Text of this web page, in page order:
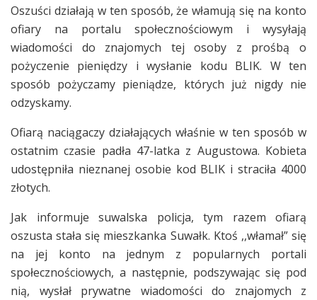
Oszuści działają w ten sposób, że włamują się na konto
ofiary na portalu społecznościowym i wysyłają
wiadomości do znajomych tej osoby z prośbą o
pożyczenie pieniędzy i wysłanie kodu BLIK. W ten
sposób pożyczamy pieniądze, których już nigdy nie
odzyskamy.
Ofiarą naciągaczy działających właśnie w ten sposób w
ostatnim czasie padła 47-latka z Augustowa. Kobieta
udostępniła nieznanej osobie kod BLIK i straciła 4000
złotych.
Jak informuje suwalska policja, tym razem ofiarą
oszusta stała się mieszkanka Suwałk. Ktoś ,,włamał” się
na jej konto na jednym z popularnych portali
społecznościowych, a następnie, podszywając się pod
nią, wysłał prywatne wiadomości do znajomych z